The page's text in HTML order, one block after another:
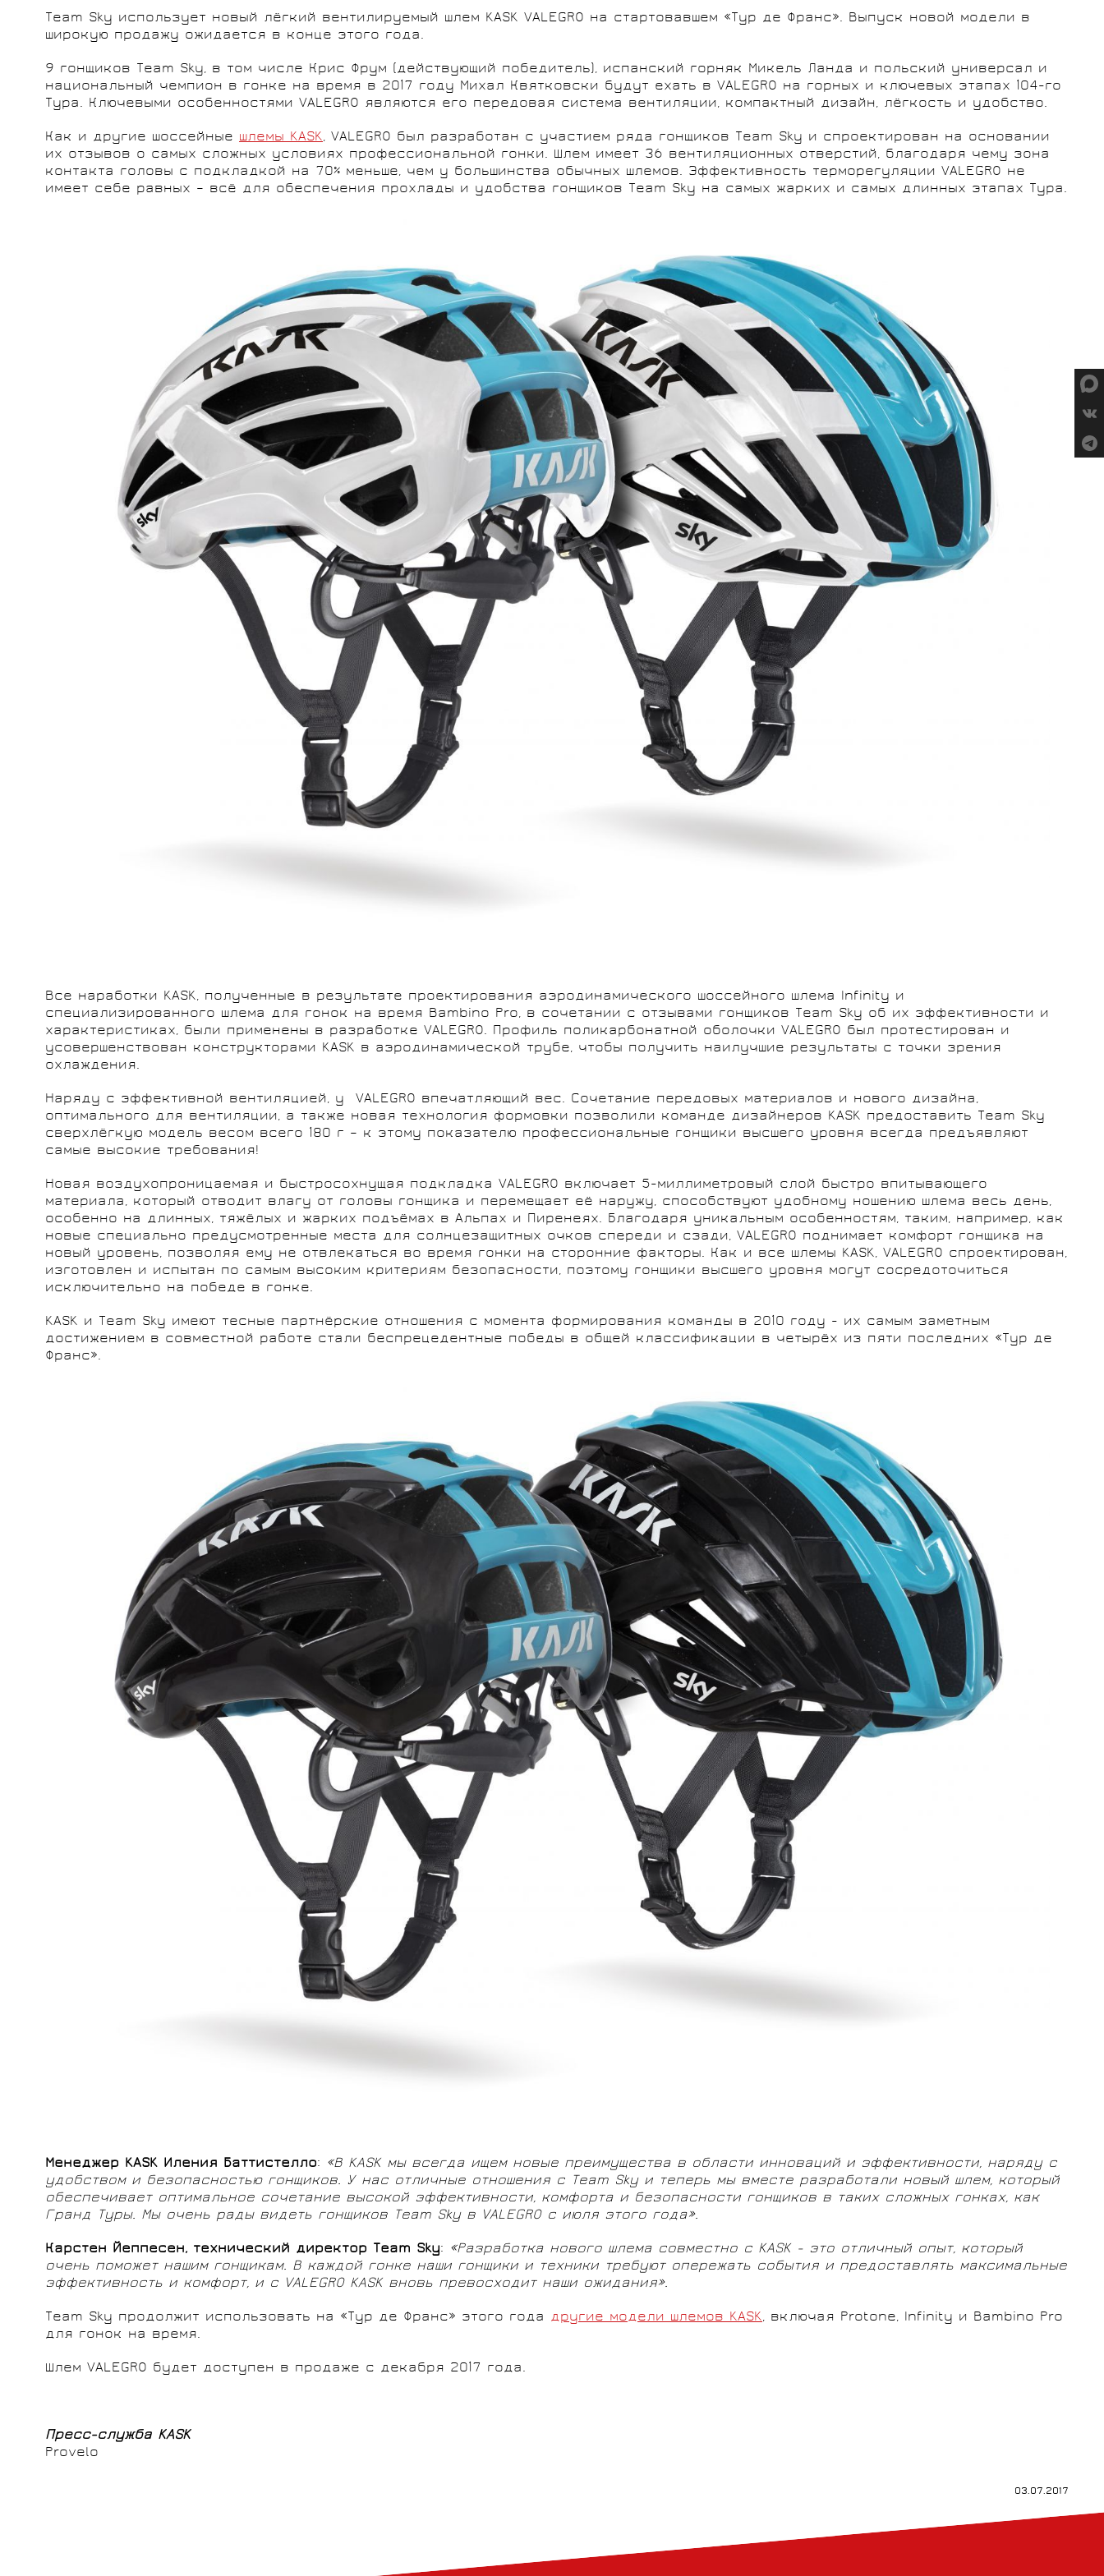
GELO RIDLEY BMC FELT
ШЕСТЕРЁНКИ
ВЕЛОСИПЕДА
ВЫНОСЫ РУЛЯ ЭЛЕКТРОНИКА
МЕЛКИЕ ДЕТАЛИ,
ТРОСЫ, РУБАШКИ
ПОДСЕДЕЛЬНЫЕ
ШТЫРИ
ГРУППЫ
ОБОРУДОВАНИЯ
TOPEAK FULCRUM GELO SHIMANO
БЕЛЬЕ
ВЕЛОШОРТЫ ВЕЛОНОСКИ БЕГОВАЯ ОДЕЖДА ДЛЯ ДЕТЕЙ
ПРОИЗВОДИТЕЛИ
BIVIUM
SHIMANO
ПУЛЬСОМЕТРЫ
ЧЕХЛЫ, КЕЙСЫ
ФЛЯГИ И
ДЕРЖАТЕЛИ
ХРАНЕНИЕ И
ТРАНСПОРТИРОВКА
ВЕЛОСИПЕДОВ
СУМКИ,
ДЕРЖАТЕЛИ,
РЮКЗАКИ
СПОРТИВНОЕ
ПИТАНИЕ
KOO DEDA ELEMENTI TOPEAK ELITE
СУМКИ
ПРОИЗВОДИТЕЛИ
KÄSTLE BIVIUM ROSSIGNOL SALOMON RED CREEK VORTEX
ZBOG SKI TIME
Team Sky использует новый лёгкий вентилируемый шлем KASK VALEGRO на стартовавшем «Тур де Франс». Выпуск новой модели в
широкую продажу ожидается в конце этого года.
9 гонщиков Team Sky, в том числе Крис Фрум (действующий победитель), испанский горняк Микель Ланда и польский универсал и
национальный чемпион в гонке на время в 2017 году Михал Квятковски будут ехать в VALEGRO на горных и ключевых этапах 104-го
Тура. Ключевыми особенностями VALEGRO являются его передовая система вентиляции, компактный дизайн, лёгкость и удобство.
Как и другие шоссейныешлемы KASK, VALEGRO был разработан с участием ряда гонщиков Team Sky и спроектирован на основании
их отзывов о самых сложных условиях профессиональной гонки. Шлем имеет 36 вентиляционных отверстий, благодаря чему зона
контакта головы с подкладкой на 70% меньше, чем у большинства обычных шлемов. Эффективность терморегуляции VALEGRO не
имеет себе равных – всё для обеспечения прохлады и удобства гонщиков Team Sky на самых жарких и самых длинных этапах Тура.
Все наработки KASK, полученные в результате проектирования аэродинамического шоссейного шлема Infinity и
специализированного шлема для гонок на время Bambino Pro, в сочетании с отзывами гонщиков Team Sky об их эффективности и
характеристиках, были применены в разработке VALEGRO. Профиль поликарбонатной оболочки VALEGRO был протестирован и
усовершенствован конструкторами KASK в аэродинамической трубе, чтобы получить наилучшие результаты с точки зрения
охлаждения.
Наряду с эффективной вентиляцией, у VALEGRO впечатляющий вес. Сочетание передовых материалов и нового дизайна,
оптимального для вентиляции, а также новая технология формовки позволили команде дизайнеров KASK предоставить Team Sky
сверхлёгкую модель весом всего 180 г – к этому показателю профессиональные гонщики высшего уровня всегда предъявляют
самые высокие требования!
Новая воздухопроницаемая и быстросохнущая подкладка VALEGRO включает 5-миллиметровый слой быстро впитывающего
материала, который отводит влагу от головы гонщика и перемещает её наружу, способствуют удобному ношению шлема весь день,
особенно на длинных, тяжёлых и жарких подъёмах в Альпах и Пиренеях. Благодаря уникальным особенностям, таким, например, как
новые специально предусмотренные места для солнцезащитных очков спереди и сзади, VALEGRO поднимает комфорт гонщика на
новый уровень, позволяя ему не отвлекаться во время гонки на сторонние факторы. Как и все шлемы KASK, VALEGRO спроектирован,
изготовлен и испытан по самым высоким критериям безопасности, поэтому гонщики высшего уровня могут сосредоточиться
исключительно на победе в гонке.
KASK и Team Sky имеют тесные партнёрские отношения с момента формирования команды в 2010 году - их самым заметным
достижением в совместной работе стали беспрецедентные победы в общей классификации в четырёх из пяти последних «Тур де
Франс».
Менеджер KASK Иления Баттистелло: «В KASK мы всегда ищем новые преимущества в области инноваций и эффективности, наряду с
удобством и безопасностью гонщиков. У нас отличные отношения с Team Sky и теперь мы вместе разработали новый шлем, который
обеспечивает оптимальное сочетание высокой эффективности, комфорта и безопасности гонщиков в таких сложных гонках, как
Гранд Туры. Мы очень рады видеть гонщиков Team Sky в VALEGRO с июля этого года».
Карстен Йеппесен, технический директор Team Sky: «Разработка нового шлема совместно с KASK - это отличный опыт, который
очень поможет нашим гонщикам. В каждой гонке наши гонщики и техники требуют опережать события и предоставлять максимальные
эффективность и комфорт, и с VALEGRO KASK вновь превосходит наши ожидания».
Team Sky продолжит использовать на «Тур де Франс» этого года другие модели шлемов KASK, включая Protone, Infinity и Bambino Pro
для гонок на время.
Шлем VALEGRO будет доступен в продаже с декабря 2017 года.
Пресс-служба KASK
Provelo
03.07.2017